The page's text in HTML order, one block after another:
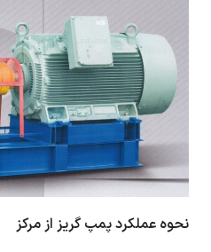
نحوه عملکرد پمپ گریز از مرکز